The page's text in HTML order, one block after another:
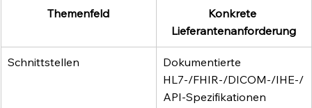
Themenfeld
Konkrete
Lieferantenanforderung
Schnittstellen
Dokumentierte
HL7-/FHIR-/DICOM-/IHE-/
API-Spezifikationen